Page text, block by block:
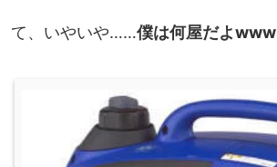
て、いやいや……僕は何屋だよwww